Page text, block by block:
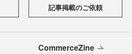
記事掲載のご依頼
CommerceZine